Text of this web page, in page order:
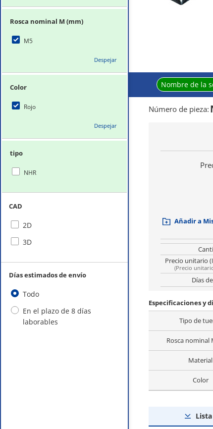
Rosca nominal M (mm)
M5
Despejar
Color
Rojo
Despejar
tipo
NHR
CAD
2D
3D
Días estimados de envío
Todo
En el plazo de 8 días
laborables
Nombre de la
Número de pieza:
Añadir a
Precio unitario
(Precio
Días
Especificaciones y
Tipo de
Rosca nominal
Material
Color